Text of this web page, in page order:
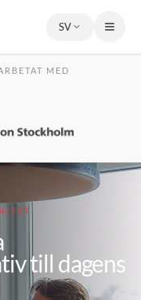
SV
MED
till dagens